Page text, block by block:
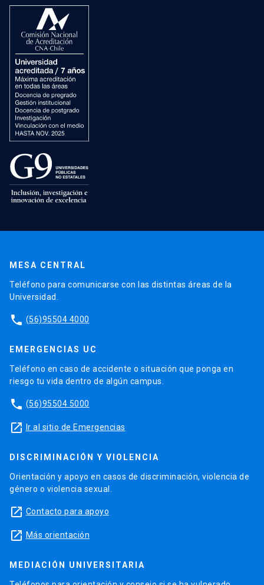
MESA CENTRAL
Teléfono para comunicarse con las distintas áreas de la
Universidad.
phone (56)95504 4000
EMERGENCIAS UC
Teléfono en caso de accidente o situación que ponga en
riesgo tu vida dentro de algún campus.
phone (56)95504 5000
launch Ir al sitio de Emergencias
DISCRIMINACIÓN Y VIOLENCIA
Orientación y apoyo en casos de discriminación, violencia de
género o violencia sexual.
launch Contacto para apoyo
launch Más orientación
MEDIACIÓN UNIVERSITARIA